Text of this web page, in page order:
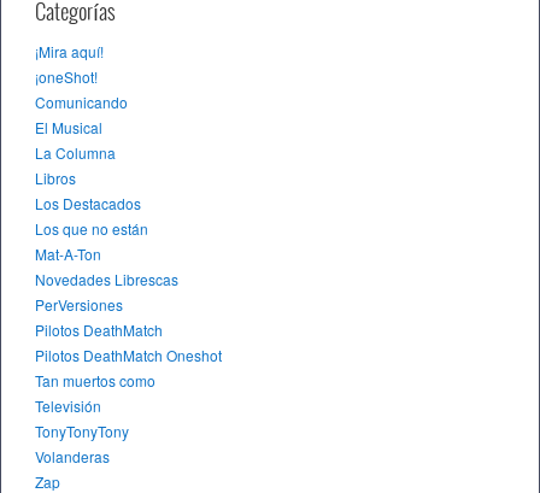
Categorías
¡Mira aquí!
¡oneShot!
Comunicando
El Musical
La Columna
Libros
Los Destacados
Los que no están
Mat-A-Ton
Novedades Librescas
PerVersiones
Pilotos DeathMatch
Pilotos DeathMatch Oneshot
Tan muertos como
Televisión
TonyTonyTony
Volanderas
Zap